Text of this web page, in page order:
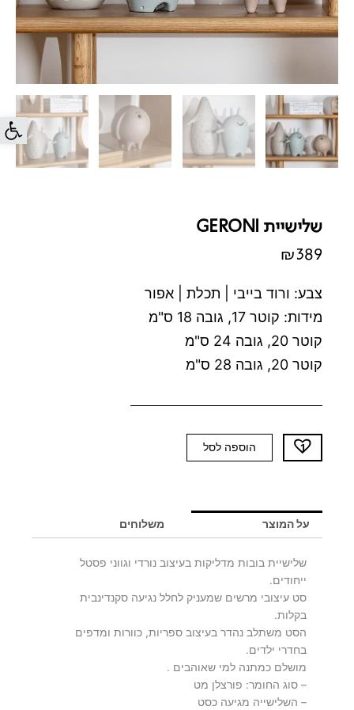
פתח
שלישיית GERONI
₪389
צבע: ורוד בייבי | תכלת | אפור
מידות: קוטר 17, גובה 18 ס"מ
קוטר 20, גובה 24 ס"מ
קוטר 20, גובה 28 ס"מ
כמות
של
הוספה לסל
על המוצר משלוחים
שלישיית בובות מדליקות בעיצוב נורדי וגווני פסטל
ייחודים.
סט עיצובי מרשים שמעניק לחלל נגיעה סקנדינבית
בקלות.
הסט משתלב נהדר בעיצוב ספריות, כוורות ומדפים
בחדרי ילדים.
מושלם כמתנה למי שאוהבים .
– סוג החומר: פורצלן מט
– השלישייה מגיעה כסט